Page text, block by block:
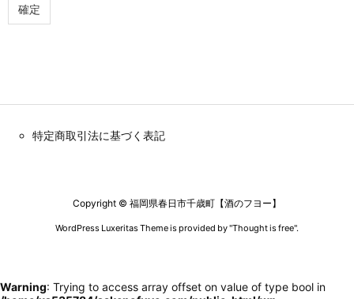
特定商取引法に基づく表記
Copyright © 福岡県春日市千歳町【酒のフヨー】
WordPress Luxeritas Theme is provided by "Thought is free".
Warning: Trying to access array offset on value of type bool in